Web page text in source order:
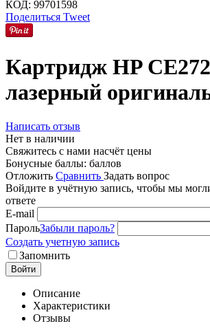
КОД: 99701598
Поделиться Tweet
Картридж HP
лазерный
Написать отзыв
Нет в наличии
Свяжитесь с нами насчёт цены
Бонусные баллы: баллов
Отложить Сравнить Задать вопрос
Войдите в учётную запись, чтобы мы
ответе
E-mail
ПарольЗабыли пароль?
Создать учетную запись
Запомнить
Войти
Описание
Характеристики
Отзывы